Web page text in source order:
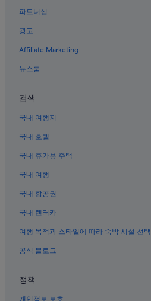
쿠아르토 데이 밀레 호텔
제노바 시청 근처 호텔
마라시 호텔
첸트로 오베스트 호텔
파트너십
광고
Affiliate Marketing
뉴스룸
검색
국내 여행지
국내 호텔
국내 휴가용 주택
국내 여행
국내 항공권
국내 렌터카
여행 목적과 스타일에 따라 숙박 시설 선택
공식 블로그
정책
개인정보 보호